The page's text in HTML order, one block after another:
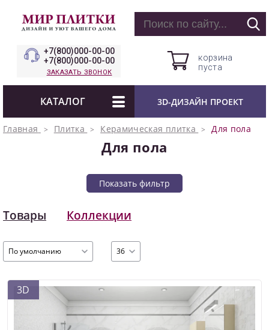
+7(800)000-00-00
+7(800)000-00-00
ЗАКАЗАТЬ ЗВОНОК
корзина
пуста
КАТАЛОГ 3D-ДИЗАЙН ПРОЕКТ
Главная Плитка Керамическая плитка Для пола
Для пола
Показать фильтр
Товары Коллекции
По умолчанию 36
3D